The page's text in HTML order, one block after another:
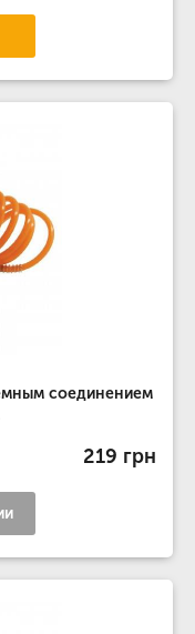
соединением
219 грн